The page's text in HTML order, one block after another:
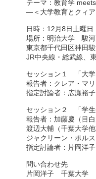
テーマ：教育学
―＜大学教育とクィ
日時：12月8日土曜
場所：明治大学 駿
東京都千代田区神田
JR中央線・総武線、
セッション１ 「大学
報告者：クレア・マリ
指定討論者：広瀬裕子
セッション２ 「学生
報告者：加藤慶（目白
渡辺大輔（千葉大学他
ジャクリーン・ポル
指定討論者：片岡洋子
問い合わせ先
片岡洋子 千葉大学